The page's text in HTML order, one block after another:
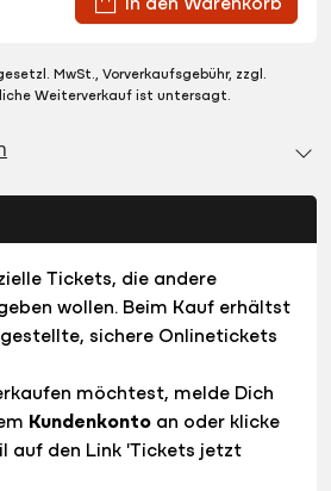
MwSt., Vorverkaufsgebühr, zzgl.
Weiterverkauf ist untersagt.
Tickets, die andere
wollen. Beim Kauf erhältst
sichere Onlinetickets
möchtest, melde Dich
Kundenkonto an oder klicke
auf den Link 'Tickets jetzt